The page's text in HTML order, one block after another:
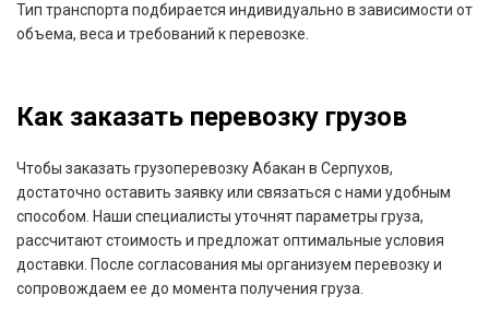
Тип транспорта подбирается индивидуально в зависимости от
объема, веса и требований к перевозке.
Как заказать перевозку грузов
Чтобы заказать грузоперевозку Абакан в Серпухов,
достаточно оставить заявку или связаться с нами удобным
способом. Наши специалисты уточнят параметры груза,
рассчитают стоимость и предложат оптимальные условия
доставки. После согласования мы организуем перевозку и
сопровождаем ее до момента получения груза.